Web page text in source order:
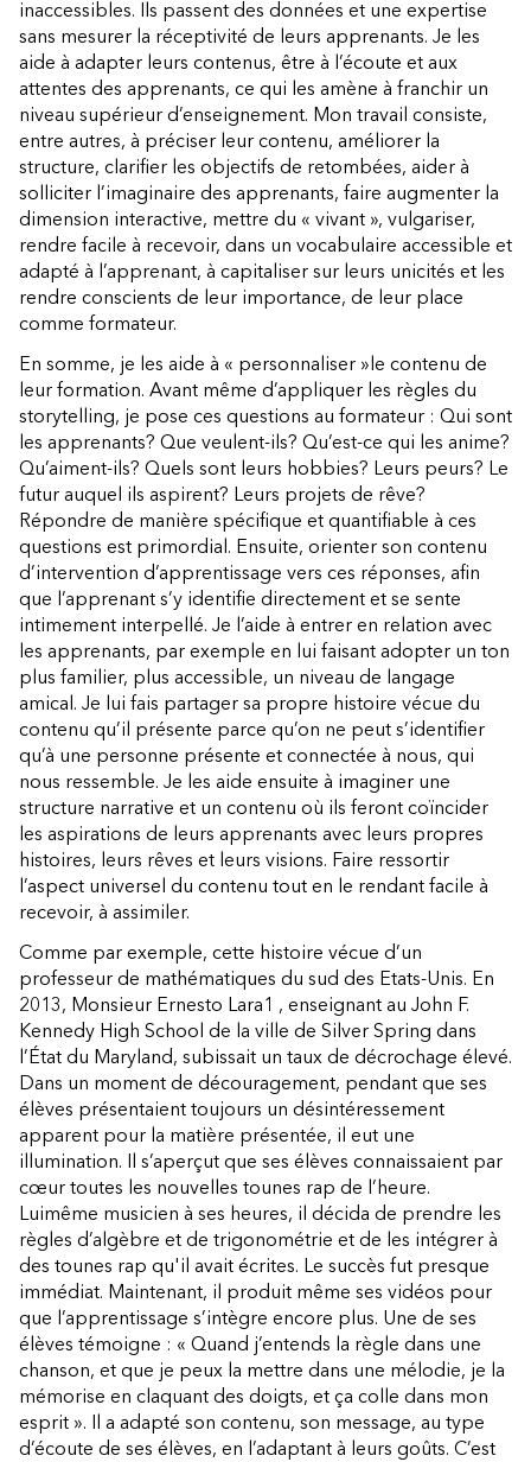
inaccessibles. Ils passent des données et une expertise
sans mesurer la réceptivité de leurs apprenants. Je les
aide à adapter leurs contenus, être à l’écoute et aux
attentes des apprenants, ce qui les amène à franchir un
niveau supérieur d’enseignement. Mon travail consiste,
entre autres, à préciser leur contenu, améliorer la
structure, clarifier les objectifs de retombées, aider à
solliciter l’imaginaire des apprenants, faire augmenter la
dimension interactive, mettre du « vivant », vulgariser,
rendre facile à recevoir, dans un vocabulaire accessible et
adapté à l’apprenant, à capitaliser sur leurs unicités et les
rendre conscients de leur importance, de leur place
comme formateur.
En somme, je les aide à « personnaliser »le contenu de
leur formation. Avant même d’appliquer les règles du
storytelling, je pose ces questions au formateur : Qui sont
les apprenants? Que veulent-ils? Qu’est-ce qui les anime?
Qu’aiment-ils? Quels sont leurs hobbies? Leurs peurs? Le
futur auquel ils aspirent? Leurs projets de rêve?
Répondre de manière spécifique et quantifiable à ces
questions est primordial. Ensuite, orienter son contenu
d’intervention d’apprentissage vers ces réponses, afin
que l’apprenant s’y identifie directement et se sente
intimement interpellé. Je l’aide à entrer en relation avec
les apprenants, par exemple en lui faisant adopter un ton
plus familier, plus accessible, un niveau de langage
amical. Je lui fais partager sa propre histoire vécue du
contenu qu’il présente parce qu’on ne peut s’identifier
qu’à une personne présente et connectée à nous, qui
nous ressemble. Je les aide ensuite à imaginer une
structure narrative et un contenu où ils feront coïncider
les aspirations de leurs apprenants avec leurs propres
histoires, leurs rêves et leurs visions. Faire ressortir
l’aspect universel du contenu tout en le rendant facile à
recevoir, à assimiler.
Comme par exemple, cette histoire vécue d’un
professeur de mathématiques du sud des Etats-Unis. En
2013, Monsieur Ernesto Lara1 , enseignant au John F.
Kennedy High School de la ville de Silver Spring dans
l’État du Maryland, subissait un taux de décrochage élevé.
Dans un moment de découragement, pendant que ses
élèves présentaient toujours un désintéressement
apparent pour la matière présentée, il eut une
illumination. Il s’aperçut que ses élèves connaissaient par
cœur toutes les nouvelles tounes rap de l’heure.
Luimême musicien à ses heures, il décida de prendre les
règles d’algèbre et de trigonométrie et de les intégrer à
des tounes rap qu'il avait écrites. Le succès fut presque
immédiat. Maintenant, il produit même ses vidéos pour
que l’apprentissage s’intègre encore plus. Une de ses
élèves témoigne : « Quand j’entends la règle dans une
chanson, et que je peux la mettre dans une mélodie, je la
mémorise en claquant des doigts, et ça colle dans mon
esprit ». Il a adapté son contenu, son message, au type
d’écoute de ses élèves, en l’adaptant à leurs goûts. C’est